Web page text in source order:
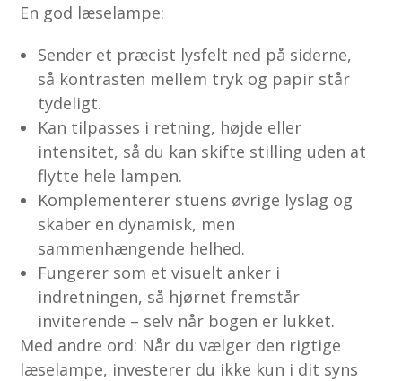
En god læselampe:
Sender et præcist lysfelt ned på siderne,
så kontrasten mellem tryk og papir står
tydeligt.
Kan tilpasses i retning, højde eller
intensitet, så du kan skifte stilling uden at
flytte hele lampen.
Komplementerer stuens øvrige lyslag og
skaber en dynamisk, men
sammenhængende helhed.
Fungerer som et visuelt anker i
indretningen, så hjørnet fremstår
inviterende – selv når bogen er lukket.
Med andre ord: Når du vælger den rigtige
læselampe, investerer du ikke kun i dit syns